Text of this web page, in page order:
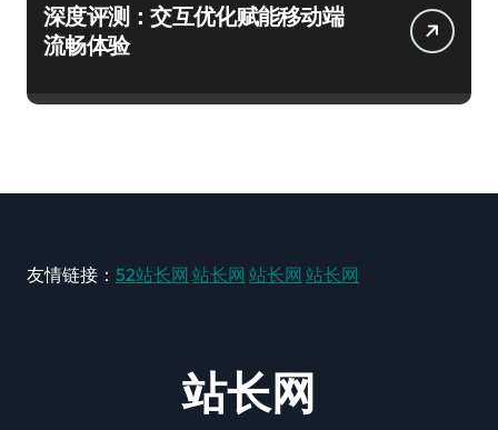
深度评测：交互优化赋能移动端
流畅体验
友情链接： 52站长网 站长网 站长网 站长网
站长网